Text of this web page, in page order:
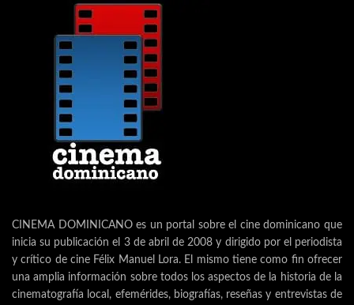
CINEMA DOMINICANO es un portal sobre el cine dominicano que
inicia su publicación el 3 de abril de 2008 y dirigido por el periodista
y crítico de cine Félix Manuel Lora. El mismo tiene como fin ofrecer
una amplia información sobre todos los aspectos de la historia de la
cinematografía local, efemérides, biografías, reseñas y entrevistas de